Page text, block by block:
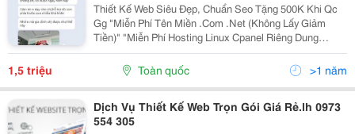
Thiết Kế Web Siêu Đẹp, Chuẩn Seo Tặng 500K Khi Qc
Gg "Miễn Phí Tên Miền .Com .Net (Không Lấy Giảm
Tiền)" "Miễn Phí Hosting Linux Cpanel Riêng Dung
Lượng 1-3 Gb Băng Thông Không Giới Hạn (Không Giới
Hạn Lượt Truy Cập)" Thời Gian Hoàn Thành 3-5 Ngày...
1,5 triệu Toàn quốc >1 năm
Dịch Vụ Thiết Kế Web Trọn Gói Giá Rẻ.lh 0973
554 305